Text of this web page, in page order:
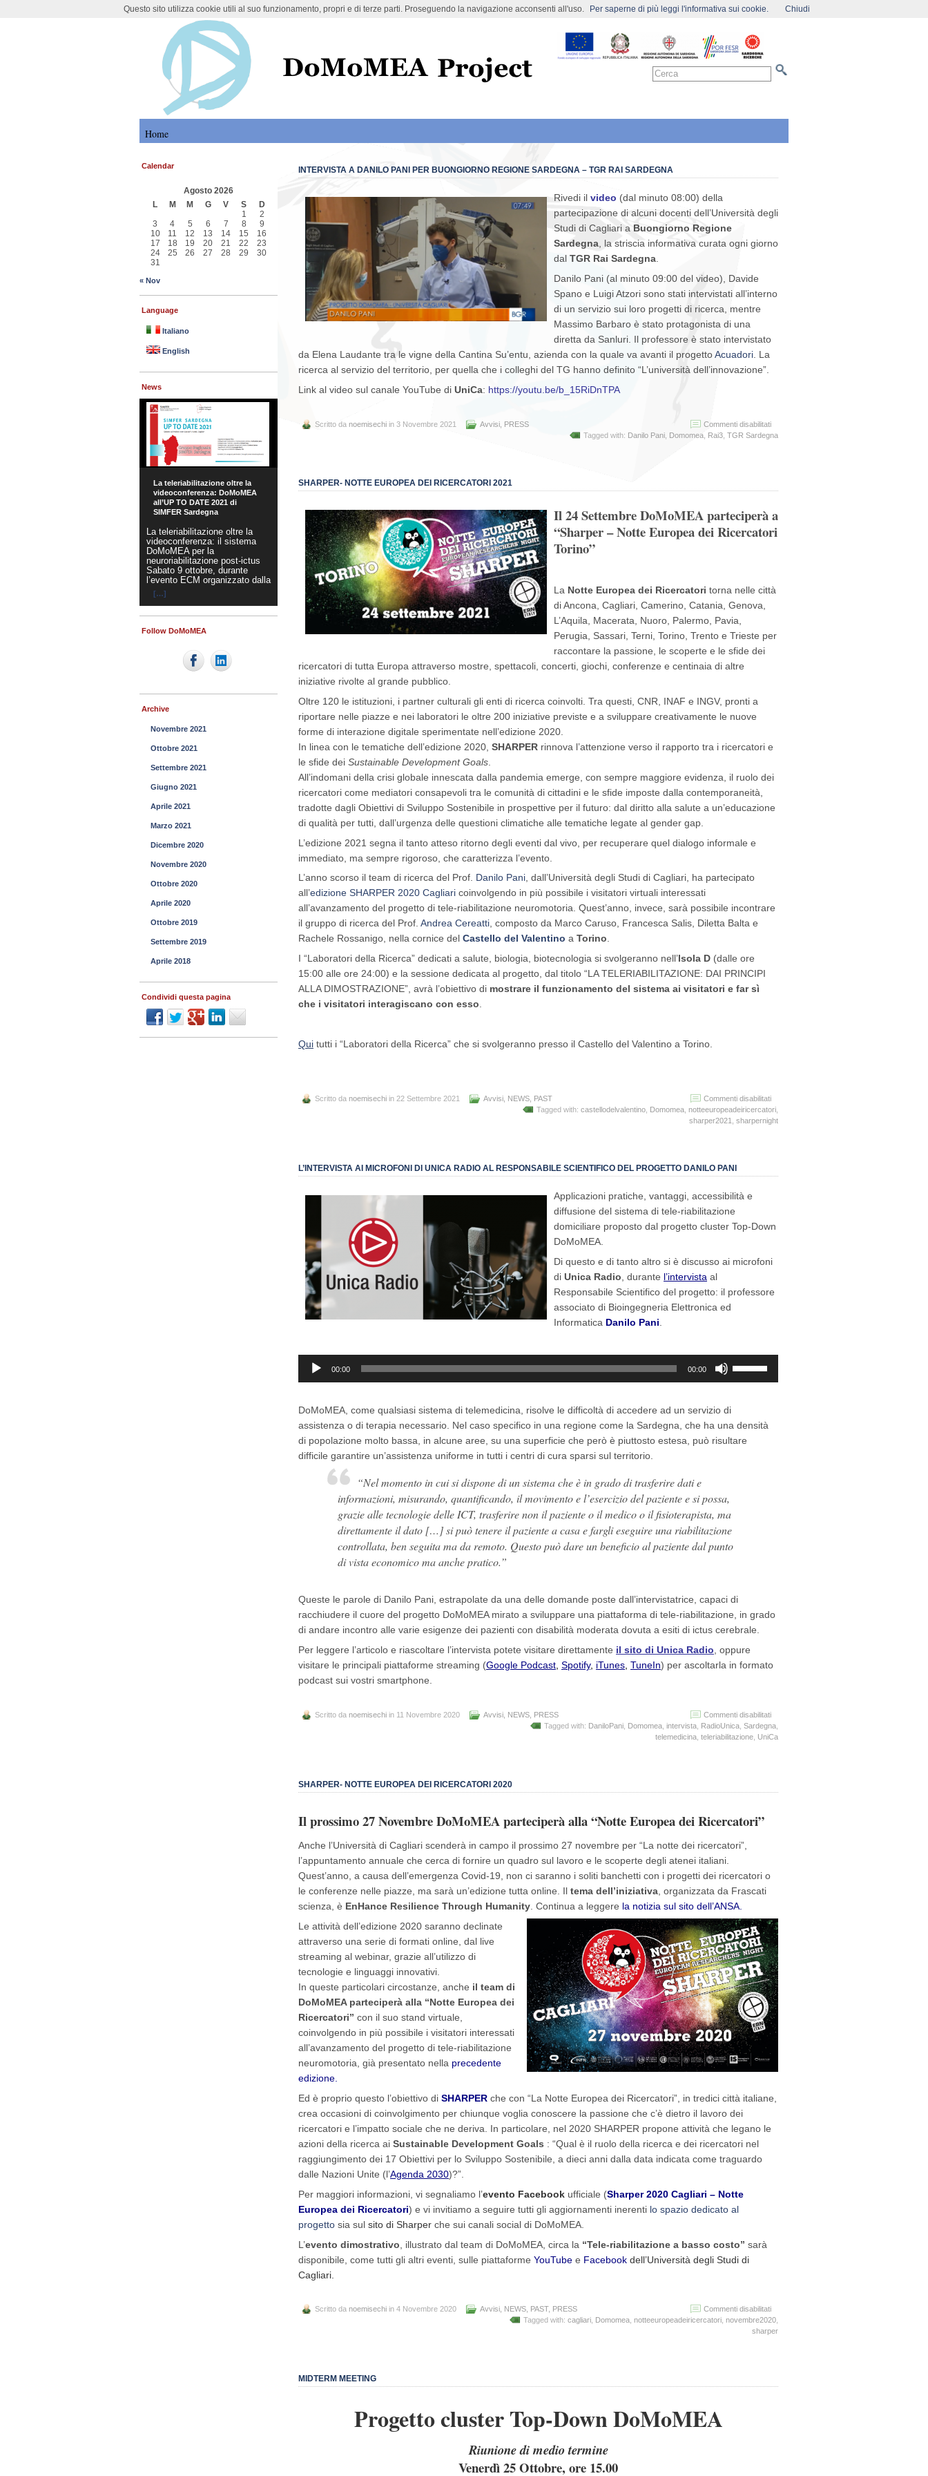
DoMoMEA Project
Home
INTERVISTA A DANILO PANI PER BUONGIORNO REGIONE SARDEGNA – TGR RAI SARDEGNA
Rivedi il video (dal minuto 08:00) della
partecipazione di alcuni docenti dell’Università degli
Studi di Cagliari a Buongiorno Regione
Sardegna , la striscia informativa curata ogni giorno
dal TGR Rai Sardegna
Danilo Pani (al minuto 09:00 del video), Davide
Spano e Luigi Atzori sono stati intervistati all’interno
di un servizio sui loro progetti di ricerca, mentre
Massimo Barbaro è stato protagonista di una
diretta da Sanluri. Il professore è stato intervistato
da Elena Laudante tra le vigne della Cantina Su’entu, azienda con la quale va avanti il progettoAcuadori . La
ricerca al servizio del territorio, per quella che i colleghi del TG hanno definito “L’università dell’innovazione”.
Link al video sul canale YouTube di UniCa: https://youtu.be/b_15RiDnTPA
Scritto da noemisechi in 3 Novembre 2021 Avvisi PRESS Commenti disabilitatisu
Intervista
Buongiorno
–
TGR
Tagged with: Danilo Pani Domomea Rai3 TGR Sardegna
SHARPER- NOTTE EUROPEA DEI RICERCATORI 2021
Il 24 Settembre DoMoMEA parteciperà a
“Sharper – Notte Europea dei Ricercatori
Torino”
La Notte Europea dei Ricercatori torna nelle città
di Ancona, Cagliari, Camerino, Catania, Genova,
L’Aquila, Macerata, Nuoro, Palermo, Pavia,
Perugia, Sassari, Terni, Torino, Trento e Trieste per
raccontare la passione, le scoperte e le sfide dei
ricercatori di tutta Europa attraverso mostre, spettacoli, concerti, giochi, conferenze e centinaia di altre
iniziative rivolte al grande pubblico.
Oltre 120 le istituzioni, i partner culturali gli enti di ricerca coinvolti. Tra questi, CNR, INAF e INGV, pronti a
riportare nelle piazze e nei laboratori le oltre 200 iniziative previste e a sviluppare creativamente le nuove
forme di interazione digitale sperimentate nell’edizione 2020.
In linea con le tematiche dell’edizione 2020, SHARPER rinnova l’attenzione verso il rapporto tra i ricercatori e
le sfide dei Sustainable Development Goals
All’indomani della crisi globale innescata dalla pandemia emerge, con sempre maggiore evidenza, il ruolo dei
ricercatori come mediatori consapevoli tra le comunità di cittadini e le sfide imposte dalla contemporaneità,
tradotte dagli Obiettivi di Sviluppo Sostenibile in prospettive per il futuro: dal diritto alla salute a un’educazione
di qualità per tutti, dall’urgenza delle questioni climatiche alle tematiche legate al gender gap.
L’edizione 2021 segna il tanto atteso ritorno degli eventi dal vivo, per recuperare quel dialogo informale e
immediato, ma sempre rigoroso, che caratterizza l’evento.
L’anno scorso il team di ricerca del Prof. Danilo Pani, dall’Università degli Studi di Cagliari, ha partecipato
all’edizione SHARPER 2020 Cagliari coinvolgendo in più possibile i visitatori virtuali interessati
all’avanzamento del progetto di tele-riabilitazione neuromotoria. Quest’anno, invece, sarà possibile incontrare
il gruppo di ricerca del Prof. Andrea Cereatti, composto da Marco Caruso, Francesca Salis, Diletta Balta e
Rachele Rossanigo, nella cornice del Castello del Valentino a Torino.
I “Laboratori della Ricerca” dedicati a salute, biologia, biotecnologia si svolgeranno nell’Isola D (dalle ore
15:00 alle ore 24:00) e la sessione dedicata al progetto, dal titolo “LA TELERIABILITAZIONE: DAI PRINCIPI
ALLA DIMOSTRAZIONE”, avrà l’obiettivo di mostrare il funzionamento del sistema ai visitatori e far sì
che i visitatori interagiscano con esso.
Qui tutti i “Laboratori della Ricerca” che si svolgeranno presso il Castello del Valentino a Torino.
Scritto da noemisechi in 22 Settembre 2021 Avvisi NEWS PAST Commenti disabilitatisu
SHARPER-
Notte
Tagged with: castellodelvalentino Domomea notteeuropeadeiricercatori
sharper2021
sharpernight
L’INTERVISTA AI MICROFONI DI UNICA RADIO AL RESPONSABILE SCIENTIFICO DEL PROGETTO DANILO PANI
Applicazioni pratiche, vantaggi, accessibilità e
diffusione del sistema di tele-riabilitazione
domiciliare proposto dal progetto cluster Top-Down
DoMoMEA.
Di questo e di tanto altro si è discusso ai microfoni
di Unica Radio , durante l’intervista al
Responsabile Scientifico del progetto: il professore
associato di Bioingegneria Elettronica ed
Informatica Danilo Pani
Audio
Player
00:00 00:00
su/giù
per
DoMoMEA, come qualsiasi sistema di telemedicina, risolve le difficoltà di accedere ad un servizio di
assistenza o di terapia necessario. Nel caso specifico in una regione come la Sardegna, che ha una densità
di popolazione molto bassa, in alcune aree, su una superficie che però è piuttosto estesa, può risultare
difficile garantire un’assistenza uniforme in tutti i centri di cura sparsi sul territorio.
“Nel momento in cui si dispone di un sistema che è in grado di trasferire dati e
informazioni, misurando, quantificando, il movimento e l’esercizio del paziente e si possa,
grazie alle tecnologie delle ICT, trasferire non il paziente o il medico o il fisioterapista, ma
direttamente il dato […] si può tenere il paziente a casa e fargli eseguire una riabilitazione
controllata, ben seguita ma da remoto. Questo può dare un beneficio al paziente dal punto
di vista economico ma anche pratico.”
Queste le parole di Danilo Pani, estrapolate da una delle domande poste dall’intervistatrice, capaci di
racchiudere il cuore del progetto DoMoMEAmirato a sviluppare una piattaforma di tele-riabilitazione, in grado
di andare incontro alle varie esigenze dei pazienti con disabilità moderata dovuta a esiti di ictus cerebrale.
Per leggere l’articolo e riascoltare l’intervista potete visitare direttamente il sito di Unica Radio , oppure
visitare le principali piattaforme streaming (Google Podcast Spotify, iTunes TuneIn) per ascoltarla in formato
podcast sui vostri smartphone.
Scritto da noemisechi in 11 Novembre 2020 Avvisi NEWS PRESS Commenti disabilitatisu
L’intervista
ai
al
Tagged with: DaniloPani Domomea intervista RadioUnica Sardegna
telemedicina teleriabilitazione UniCa
SHARPER- NOTTE EUROPEA DEI RICERCATORI 2020
Il prossimo 27 Novembre DoMoMEA parteciperà alla “Notte Europea dei Ricercatori”
Anche l’Università di Cagliari scenderà in campo il prossimo 27 novembre per “La notte dei ricercatori”,
l’appuntamento annuale che cerca di fornire un quadro sul lavoro e le scoperte degli atenei italiani.
Quest’anno, a causa dell’emergenza Covid-19, non ci saranno i soliti banchetti con i progetti dei ricercatori o
le conferenze nelle piazze, ma sarà un’edizione tutta online. Il tema dell’iniziativa , organizzata da Frascati
scienza, è EnHance Resilience Through Humanity . Continua a leggere la notizia sul sito dell’ANSA.
Le attività dell’edizione 2020 saranno declinate
attraverso una serie di formati online, dal live
streaming al webinar, grazie all’utilizzo di
tecnologie e linguaggi innovativi.
In queste particolari circostanze, anche il team di
DoMoMEA parteciperà alla “Notte Europea dei
Ricercatori” con il suo stand virtuale,
coinvolgendo in più possibile i visitatori interessati
all’avanzamento del progetto di tele-riabilitazione
neuromotoria, già presentato nella precedente
edizione.
Ed è proprio questo l’obiettivo di SHARPER che con “La Notte Europea dei Ricercatori”, in tredici città italiane,
crea occasioni di coinvolgimento per chiunque voglia conoscere la passione che c’è dietro il lavoro dei
ricercatori e l’impatto sociale che ne deriva. In particolare, nel 2020 SHARPER propone attività che legano le
azioni della ricerca ai Sustainable Development Goals : “Qual è il ruolo della ricerca e dei ricercatori nel
raggiungimento dei 17 Obiettivi per lo Sviluppo Sostenibile, a dieci anni dalla data indicata come traguardo
dalle Nazioni Unite (l’Agenda 2030)?”.
Per maggiori informazioni, vi segnaliamo l’evento Facebook ufficiale (Sharper 2020 Cagliari – Notte
Europea dei Ricercatori) e vi invitiamo a seguire tutti gli aggiornamenti inerenti lo spazio dedicato al
progetto sia sul sito di Sharper che sui canali social di DoMoMEA.
L’evento dimostrativo , illustrato dal team di DoMoMEA, circa la “Tele-riabilitazione a basso costo” sarà
disponibile, come tutti gli altri eventi, sulle piattaforme YouTube e Facebook dell’Università degli Studi di
Cagliari.
Scritto da noemisechi in 4 Novembre 2020 Avvisi NEWS PAST, PRESS Commenti disabilitatisu
SHARPER-
Notte
Tagged with: cagliari Domomea notteeuropeadeiricercatori novembre2020
sharper
MIDTERM MEETING
Progetto cluster Top-Down DoMoMEA
Riunione dimedio termine
Venerdì 25 Ottobre, ore 15.00
Calendar
Agosto 2026
L
M M G V S
D
1
2
3
4 5 6 7 8
9
10
11 12 13 14 15
16
17
18 19 20 21 22
23
24
25 26 27 28 29
30
31
« Nov
Language
Italiano
English
News
La teleriabilitazione oltre la
videoconferenza: DoMoMEA
all’UP TO DATE 2021 di
SIMFER Sardegna
La teleriabilitazione oltre la
videoconferenza: il sistema
DoMoMEA per la
neuroriabilitazione post-ictus
Sabato 9 ottobre, durante
l’evento ECM organizzato dalla
[…]
Follow DoMoMEA
Archive
Novembre 2021
Ottobre 2021
Settembre 2021
Giugno 2021
Aprile 2021
Marzo 2021
Dicembre 2020
Novembre 2020
Ottobre 2020
Aprile 2020
Ottobre 2019
Settembre 2019
Aprile 2018
Condividi questa pagina
Questo sito utilizza cookie utili al suo funzionamento, propri e di terze parti. Proseguendo la navigazione acconsenti all'uso. Per saperne di più leggi l'informativa sui cookie. Chiudi